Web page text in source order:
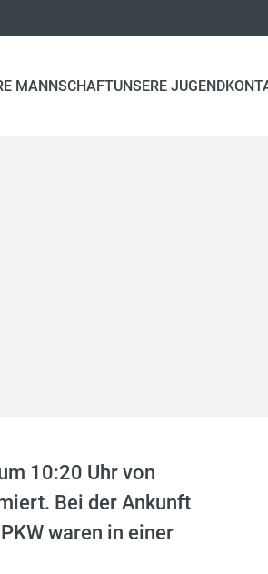
MANNSCHAFTUNSERE JUGEND
10:20 Uhr von
Bei der Ankunft
waren in einer